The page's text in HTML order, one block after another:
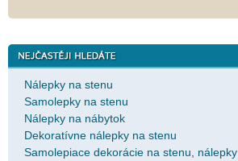
Nálepky na stenu
Samolepky na stenu
Nálepky na nábytok
Dekoratívne nálepky na stenu
Samolepiace dekorácie na stenu, nálepky